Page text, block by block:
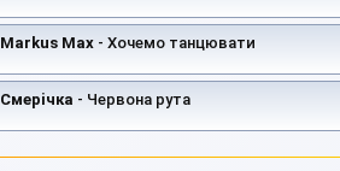
Markus Max - Хочемо танцювати
Смерiчка - Червона рута